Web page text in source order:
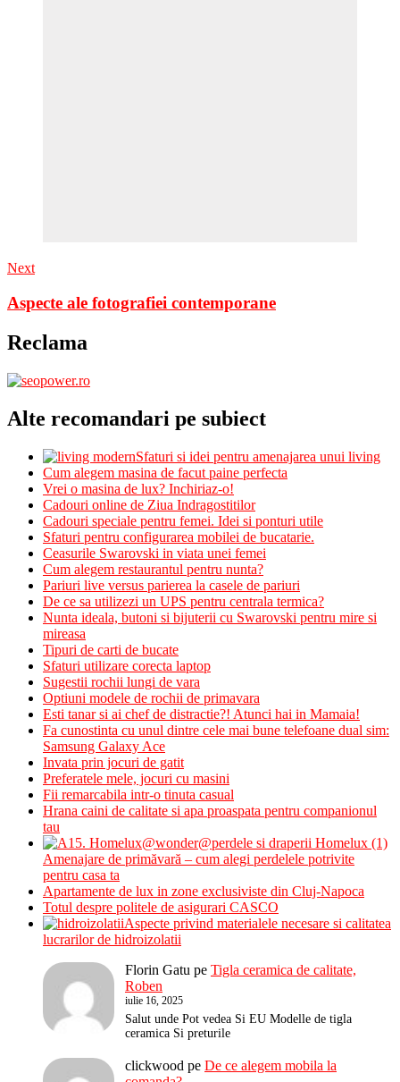
Next
Aspecte ale fotografiei contemporane
Reclama
Alte recomandari pe subiect
Sfaturi si idei pentru amenajarea unui living
Cum alegem masina de facut paine perfecta
Vrei o masina de lux? Inchiriaz-o!
Cadouri online de Ziua Indragostitilor
Cadouri speciale pentru femei. Idei si ponturi utile
Sfaturi pentru configurarea mobilei de bucatarie.
Ceasurile Swarovski in viata unei femei
Cum alegem restaurantul pentru nunta?
Pariuri live versus parierea la casele de pariuri
De ce sa utilizezi un UPS pentru centrala termica?
Nunta ideala, butoni si bijuterii cu Swarovski pentru mire si
mireasa
Tipuri de carti de bucate
Sfaturi utilizare corecta laptop
Sugestii rochii lungi de vara
Optiuni modele de rochii de primavara
Esti tanar si ai chef de distractie?! Atunci hai in Mamaia!
Fa cunostinta cu unul dintre cele mai bune telefoane dual sim:
Samsung Galaxy Ace
Invata prin jocuri de gatit
Preferatele mele, jocuri cu masini
Fii remarcabila intr-o tinuta casual
Hrana caini de calitate si apa proaspata pentru companionul
tau
Amenajare de primăvară – cum alegi perdelele potrivite
pentru casa ta
Apartamente de lux in zone exclusiviste din Cluj-Napoca
Totul despre politele de asigurari CASCO
Aspecte privind materialele necesare si calitatea
lucrarilor de hidroizolatii
Florin Gatu pe Tigla ceramica de calitate,
Roben
iulie 16, 2025
Salut unde Pot vedea Si EU Modelle de tigla
ceramica Si preturile
clickwood pe De ce alegem mobila la